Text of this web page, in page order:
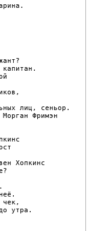
лиц, сеньор.
Фримэн
Хопкинс
чек,
утра.